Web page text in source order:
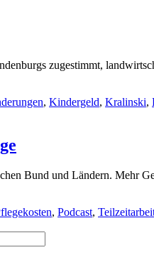
zugestimmt,
, Kindergeld, Kralinski,
Bund und Ländern. Mehr
, Podcast,